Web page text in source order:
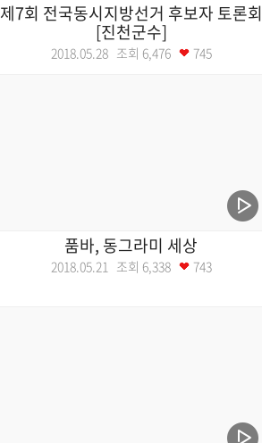
제7회 전국동시지방선거 후보자 토론회
[진천군수]
2018.05.28 조회 6,476 745
품바, 동그라미 세상
2018.05.21 조회 6,338 743